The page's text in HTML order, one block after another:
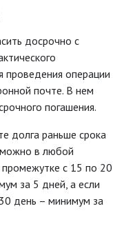
досрочно с
проведения операции
почте. В нем
погашения.
долга раньше срока
в любой
с 15 по 20
за 5 дней, а если
день – минимум за